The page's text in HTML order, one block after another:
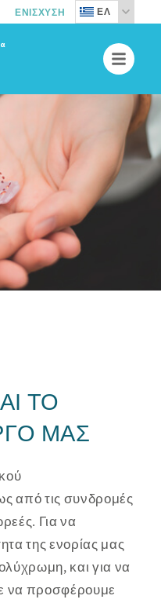
ΕΝΊΣΧΥΣΗ ΕΛ
ΤΟ
ΜΑΣ
από τις συνδρομές
Για να
της ενορίας μας
και για να
να προσφέρουμε